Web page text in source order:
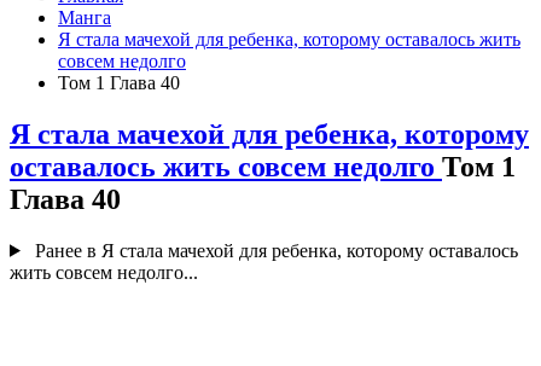
Манга
Я стала мачехой для ребенка, которому оставалось жить
совсем недолго
Том 1 Глава 40
Я стала мачехой для ребенка, которому
оставалось жить совсем недолго Том 1
Глава 40
Ранее в Я стала мачехой для ребенка, которому оставалось
жить совсем недолго...